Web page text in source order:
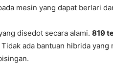
mesin yang dapat berlari
disedot secara alami. 819
ada bantuan hibrida